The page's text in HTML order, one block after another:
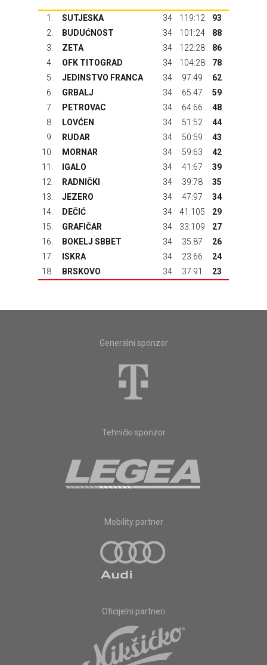
1. SUTJESKA 34 119:12
93
2.
BUDUĆNOST 34 101:24
88
3.
ZETA 34 122:28
86
4.
OFK TITOGRAD 34 104:28
78
5.
JEDINSTVO FRANCA 34 97:49
62
6.
GRBALJ 34 65:47
59
7.
PETROVAC 34 64:66
48
8.
LOVĆEN 34 51:52
44
9.
RUDAR 34 50:59
43
10.
MORNAR 34 59:63
42
11.
IGALO 34 41:67
39
12.
RADNIČKI 34 39:78
35
13.
JEZERO 34 47:97
34
14.
DEČIĆ 34 41:105
29
15.
GRAFIČAR 34 33:109
27
16.
BOKELJ SBBET 34 35:87
26
17.
ISKRA 34 23:66
24
18.
BRSKOVO 34 37:91 23
Generalni sponzor
Tehnički sponzor
Mobility partner
Oficijelni partneri